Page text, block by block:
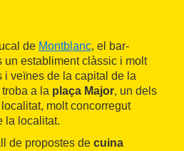
de Montblanc, el bar-
un establiment clàssic i molt
i veïnes de la capital de la
troba a la plaça Major, un dels
molt concorregut
la localitat.
de propostes de cuina